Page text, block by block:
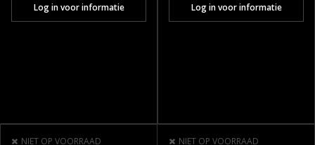
Log in voor informatie Log in voor informatie
NIET OP VOORRAAD NIET OP VOORRAAD